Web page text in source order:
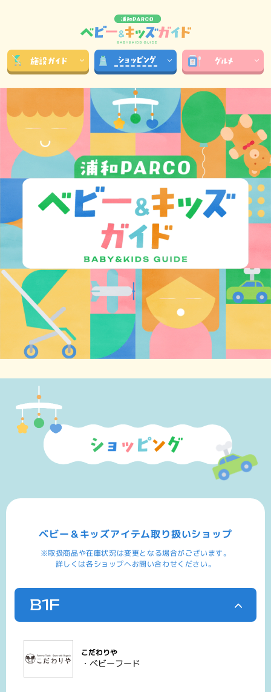
施設ガイド ショッピング グルメ
ベビー＆キッズアイテム取り扱いショップ
※取扱商品や在庫状況は変更となる場合がございます。
詳しくは各ショップへお問い合わせください。
B1F
こだわりや
・ベビーフード